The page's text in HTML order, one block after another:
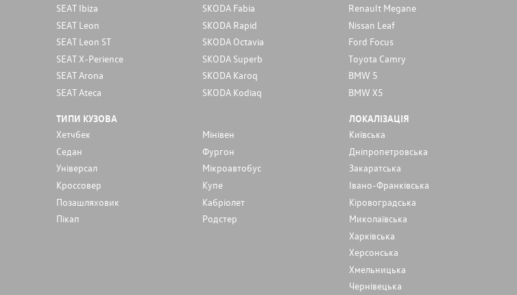
SEAT Ibiza
SEAT Leon
SEAT Leon ST
SEAT X-Perience
SEAT Arona
SEAT Ateca
SKODA Fabia
SKODA Rapid
SKODA Octavia
SKODA Superb
SKODA Karoq
SKODA Kodiaq
Renault Megane
Nissan Leaf
Ford Focus
Toyota Camry
BMW 5
BMW X5
ТИПИ КУЗОВА
Хетчбек
Мінівен
Седан
Фургон
Унiверсал
Мікроавтобус
Кроссовер
Купе
Позашляховик
Кабріолет
Пікап
Родстер
ЛОКАЛІЗАЦІЯ
Київська
Дніпропетровська
Закаратська
Івано-Франківська
Кіровоградська
Миколаївська
Харківська
Херсонська
Хмельницька
Чернівецька